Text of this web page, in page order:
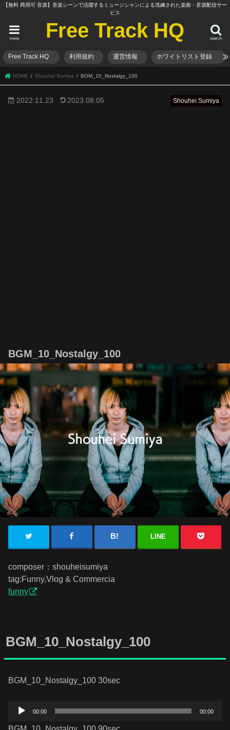
【無料 商用可 音源】音楽シーンで活躍するミュージシャンによる洗練された楽曲・音源配信サー
ビス
Free Track HQ search
menu
Free Track HQ 利用規約 運営情報 ホワイトリスト登録
HOME Shouhei Sumiya BGM_10_Nostalgy_100
Shouhei Sumiya
2022.11.23 2023.08.05
BGM_10_Nostalgy_100
LINE
composer：shouheisumiya
tag:Funny,Vlog & Commercia
funny
BGM_10_Nostalgy_100
BGM_10_Nostalgy_100 30sec
00:00 00:00